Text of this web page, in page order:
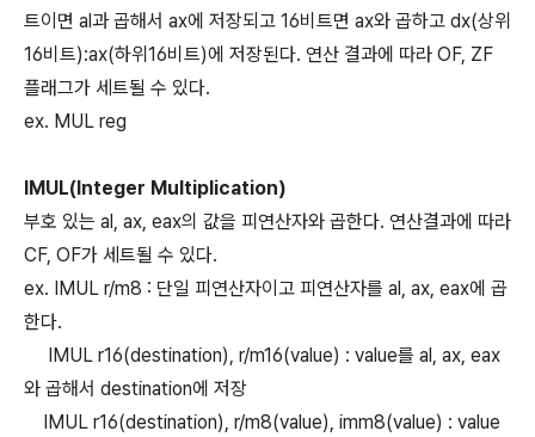
트이면 al과 곱해서 ax에 저장되고 16비트면 ax와 곱하고 dx(상위
16비트):ax(하위16비트)에 저장된다. 연산 결과에 따라 OF, ZF
플래그가 세트될 수 있다.
ex. MUL reg
IMUL(Integer Multiplication)
부호 있는 al, ax, eax의 값을 피연산자와 곱한다. 연산결과에 따라
CF, OF가 세트될 수 있다.
ex. IMUL r/m8 : 단일 피연산자이고 피연산자를 al, ax, eax에 곱
한다.
IMUL r16(destination), r/m16(value) : value를 al, ax, eax
와 곱해서 destination에 저장
IMUL r16(destination), r/m8(value), imm8(value) : value